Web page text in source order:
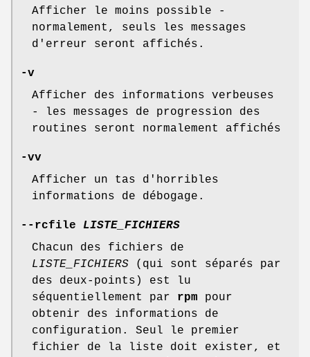
Afficher le moins possible -
normalement, seuls les messages
d'erreur seront affichés.
-v
Afficher des informations verbeuses
- les messages de progression des
routines seront normalement affichés
-vv
Afficher un tas d'horribles
informations de débogage.
--rcfile LISTE_FICHIERS
Chacun des fichiers de
LISTE_FICHIERS (qui sont séparés par
des deux-points) est lu
séquentiellement par rpm pour
obtenir des informations de
configuration. Seul le premier
fichier de la liste doit exister, et